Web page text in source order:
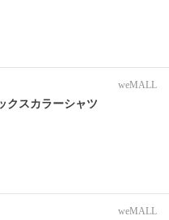
weMALL
クスカラーシャツ
weMALL